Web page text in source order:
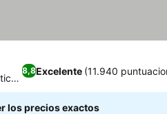
8,8Excelente (11.940
los precios exactos